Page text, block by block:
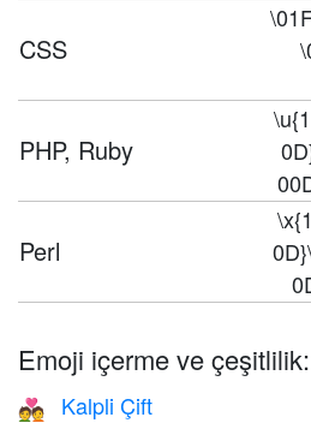
CSS
PHP, Ruby
Perl
Emoji içerme ve çeşitlilik:
💑 Kalpli Çift